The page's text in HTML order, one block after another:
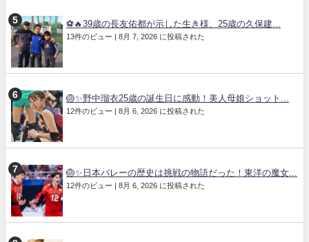
⚽🔥39歳の長友佑都が示した生き様、25歳の久保建...
13件のビュー 8月 7, 2026 に投稿された
🏐✨野中瑠衣25歳の誕生日に感動！美人母娘ショット...
12件のビュー 8月 6, 2026 に投稿された
🏐✨日本バレーの歴史は挑戦の物語だった！東洋の魔女...
12件のビュー 8月 6, 2026 に投稿された